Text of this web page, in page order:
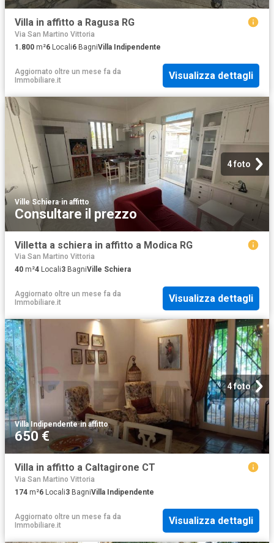
Villa in affitto a Ragusa RG
Via San Martino Vittoria
1.800 m²6 Locali6 BagniVilla Indipendente
Aggiornato oltre un mese fa da
Immobiliare.it
Visualizza dettagli
4 foto
Ville Schiera·in affitto
Consultare il prezzo
Villetta a schiera in affitto a Modica RG
Via San Martino Vittoria
40 m²4 Locali3 BagniVille Schiera
Aggiornato oltre un mese fa da
Immobiliare.it
Visualizza dettagli
4 foto
Villa Indipendente·in affitto
650 €
Villa in affitto a Caltagirone CT
Via San Martino Vittoria
174 m²6 Locali3 BagniVilla Indipendente
Aggiornato oltre un mese fa da
Immobiliare.it
Visualizza dettagli